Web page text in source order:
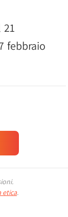
febbraio
etica.